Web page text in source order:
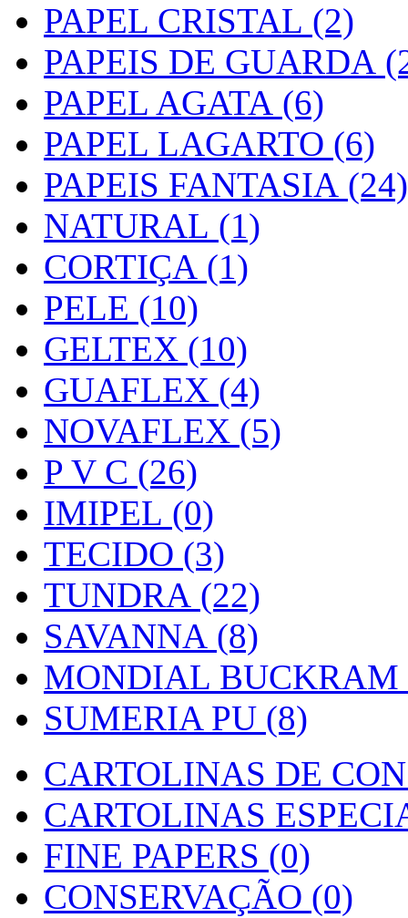
PAPEL CRISTAL (2)
PAPEIS DE GUARDA
PAPEL AGATA (6)
PAPEL LAGARTO (6)
PAPEIS FANTASIA (24)
NATURAL (1)
CORTIÇA (1)
PELE (10)
GELTEX (10)
GUAFLEX (4)
NOVAFLEX (5)
P V C (26)
IMIPEL (0)
TECIDO (3)
TUNDRA (22)
SAVANNA (8)
MONDIAL BUCKRAM
SUMERIA PU (8)
CARTOLINAS DE
CARTOLINAS
FINE PAPERS (0)
CONSERVAÇÃO (0)